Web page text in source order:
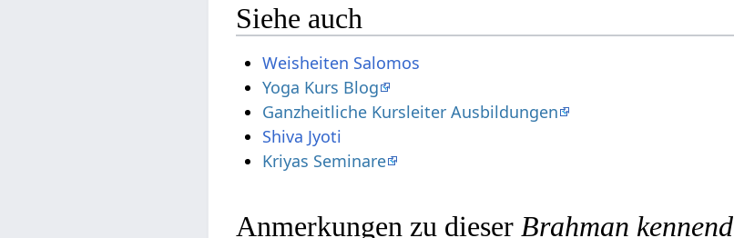
Siehe auch
Weisheiten Salomos
Yoga Kurs Blog
Ganzheitliche Kursleiter Ausbildungen
Shiva Jyoti
Kriyas Seminare
Anmerkungen zu dieserBrahman kennend